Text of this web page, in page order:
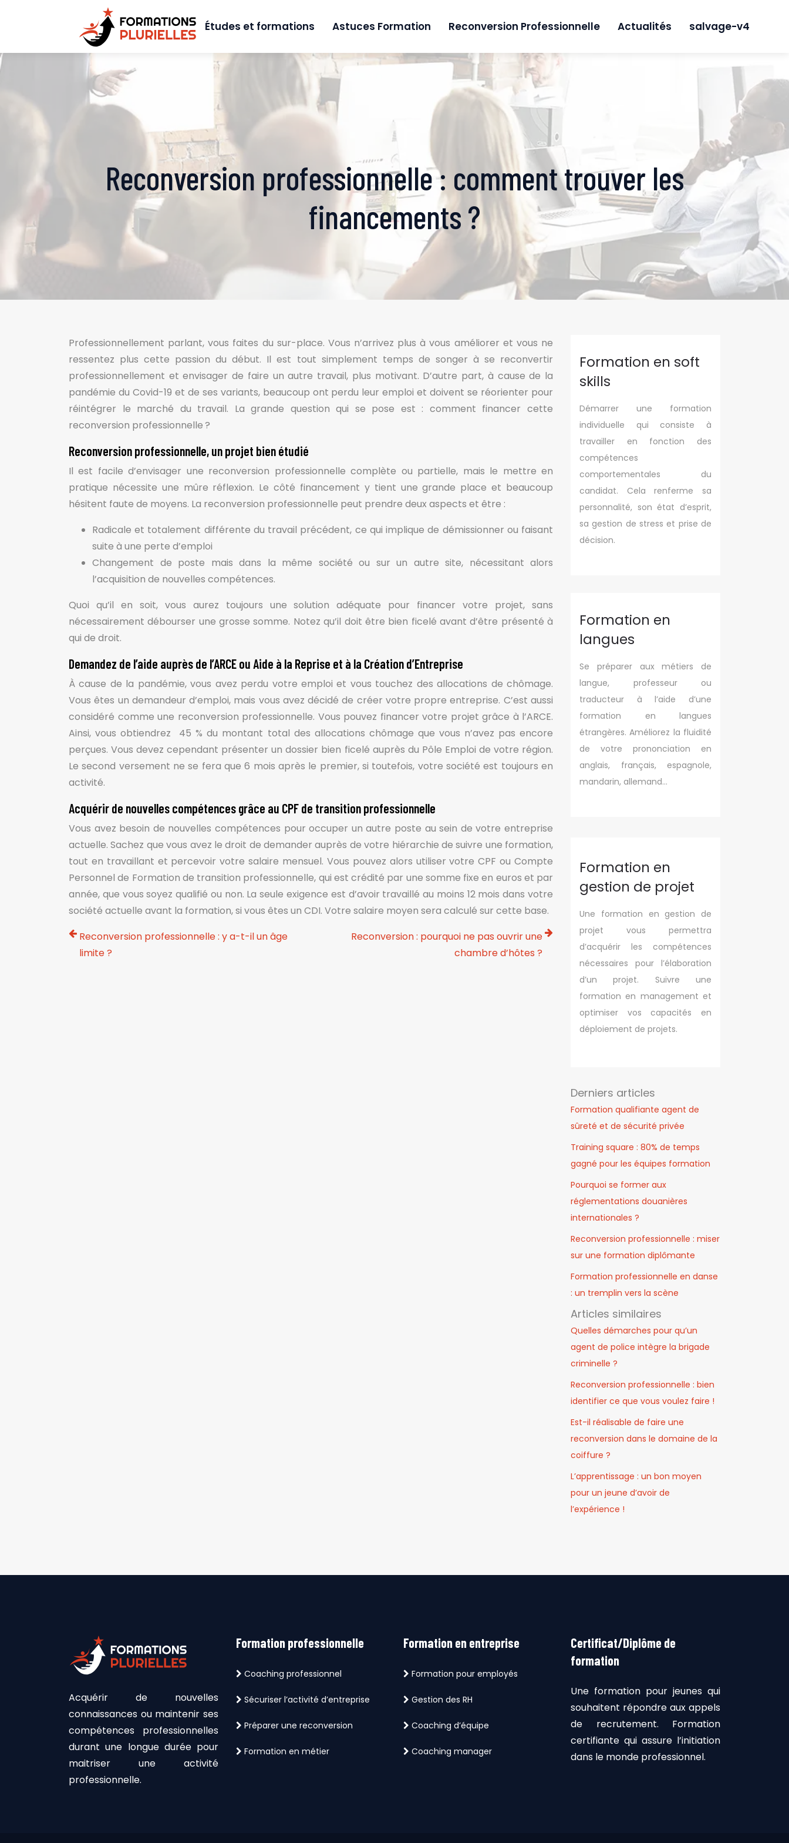
Études et formations Astuces Formation Reconversion Professionnelle Actualités salvage-v4
Reconversion professionnelle : comment trouver les
financements ?
Professionnellement parlant, vous faites du sur-place. Vous n’arrivez plus à vous améliorer et vous ne
ressentez plus cette passion du début. Il est tout simplement temps de songer à se reconvertir
professionnellement et envisager de faire un autre travail, plus motivant. D’autre part, à cause de la
pandémie du Covid-19 et de ses variants, beaucoup ont perdu leur emploi et doivent se réorienter pour
réintégrer le marché du travail. La grande question qui se pose est : comment financer cette
reconversion professionnelle ?
Reconversion professionnelle, un projet bien étudié
Il est facile d’envisager une reconversion professionnelle complète ou partielle, mais le mettre en
pratique nécessite une mûre réflexion. Le côté financement y tient une grande place et beaucoup
hésitent faute de moyens. La reconversion professionnelle peut prendre deux aspects et être :
Radicale et totalement différente du travail précédent, ce qui implique de démissionner ou faisant
suite à une perte d’emploi
Changement de poste mais dans la même société ou sur un autre site, nécessitant alors
l’acquisition de nouvelles compétences.
Quoi qu’il en soit, vous aurez toujours une solution adéquate pour financer votre projet, sans
nécessairement débourser une grosse somme. Notez qu’il doit être bien ficelé avant d’être présenté à
qui de droit.
Demandez de l’aide auprès de l’ARCE ou Aide à la Reprise et à la Création d’Entreprise
À cause de la pandémie, vous avez perdu votre emploi et vous touchez des allocations de chômage.
Vous êtes un demandeur d’emploi, mais vous avez décidé de créer votre propre entreprise. C’est aussi
considéré comme une reconversion professionnelle. Vous pouvez financer votre projet grâce à l’ARCE.
Ainsi, vous obtiendrez 45 % du montant total des allocations chômage que vous n’avez pas encore
perçues. Vous devez cependant présenter un dossier bien ficelé auprès du Pôle Emploi de votre région.
Le second versement ne se fera que 6 mois après le premier, si toutefois, votre société est toujours en
activité.
Acquérir de nouvelles compétences grâce au CPF de transition professionnelle
Vous avez besoin de nouvelles compétences pour occuper un autre poste au sein de votre entreprise
actuelle. Sachez que vous avez le droit de demander auprès de votre hiérarchie de suivre une formation,
tout en travaillant et percevoir votre salaire mensuel. Vous pouvez alors utiliser votre CPF ou Compte
Personnel de Formation de transition professionnelle, qui est crédité par une somme fixe en euros et par
année, que vous soyez qualifié ou non. La seule exigence est d’avoir travaillé au moins 12 mois dans votre
société actuelle avant la formation, si vous êtes un CDI. Votre salaire moyen sera calculé sur cette base.
Reconversion professionnelle : y a-t-il un âge
limite ?
Reconversion : pourquoi ne pas ouvrir une
chambre d’hôtes ?
Formation en soft
skills
Démarrer une formation
individuelle qui consiste à
travailler en fonction des
compétences
comportementales du
candidat. Cela renferme sa
personnalité, son état d’esprit,
sa gestion de stress et prise de
décision.
Formation en
langues
Se préparer aux métiers de
langue, professeur ou
traducteur à l’aide d’une
formation en langues
étrangères. Améliorez la fluidité
de votre prononciation en
anglais, français, espagnole,
mandarin, allemand…
Formation en
gestion de projet
Une formation en gestion de
projet vous permettra
d’acquérir les compétences
nécessaires pour l’élaboration
d’un projet. Suivre une
formation en management et
optimiser vos capacités en
déploiement de projets.
Derniers articles
Formation qualifiante agent de
sûreté et de sécurité privée
Training square : 80% de temps
gagné pour les équipes formation
Pourquoi se former aux
réglementations douanières
internationales ?
Reconversion professionnelle : miser
sur une formation diplômante
Formation professionnelle en danse
: un tremplin vers la scène
Articles similaires
Quelles démarches pour qu’un
agent de police intègre la brigade
criminelle ?
Reconversion professionnelle : bien
identifier ce que vous voulez faire !
Est-il réalisable de faire une
reconversion dans le domaine de la
coiffure ?
L’apprentissage : un bon moyen
pour un jeune d’avoir de
l’expérience !
Acquérir de nouvelles
connaissances ou maintenir ses
compétences professionnelles
durant une longue durée pour
maitriser une activité
professionnelle.
Formation professionnelle
Coaching professionnel
Sécuriser l’activité d’entreprise
Préparer une reconversion
Formation en métier
Formation en entreprise
Formation pour employés
Gestion des RH
Coaching d’équipe
Coaching manager
Certificat/Diplôme de
formation
Une formation pour jeunes qui
souhaitent répondre aux appels
de recrutement. Formation
certifiante qui assure l’initiation
dans le monde professionnel.